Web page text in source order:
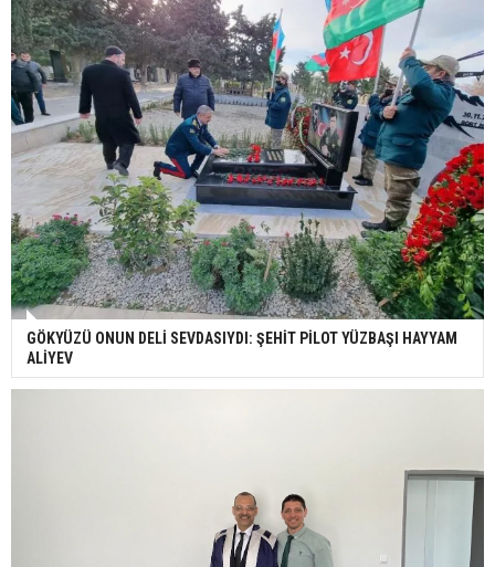
GÖKYÜZÜ ONUN DELİ SEVDASIYDI: ŞEHİT PİLOT YÜZBAŞI HAYYAM
ALİYEV